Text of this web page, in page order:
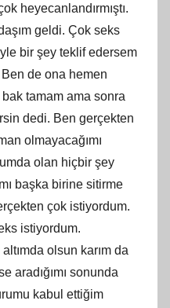
heyecanlandırmıştı.
geldi. Çok seks
bir şey teklif edersem
de ona hemen
tamam ama sonra
dedi. Ben gerçekten
olmayacağımı
olan hiçbir şey
başka birine sitirme
çok istiyordum.
istiyordum.
altımda olsun karım da
aradığımı sonunda
kabul ettiğim